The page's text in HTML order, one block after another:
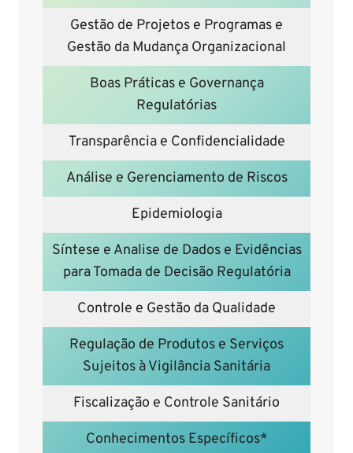
Gestão de Projetos e Programas e
Gestão da Mudança Organizacional
Boas Práticas e Governança
Regulatórias
Transparência e Confidencialidade
Análise e Gerenciamento de Riscos
Epidemiologia
Síntese e Analise de Dados e Evidências
para Tomada de Decisão Regulatória
Controle e Gestão da Qualidade
Regulação de Produtos e Serviços
Sujeitos à Vigilância Sanitária
Fiscalização e Controle Sanitário
Conhecimentos Específicos*